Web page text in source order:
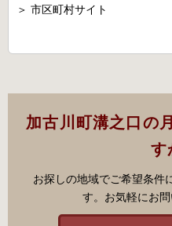
＞ 市区町村サイト
加古川町溝之口の
す
お探しの地域でご希望条件
す。お気軽にお